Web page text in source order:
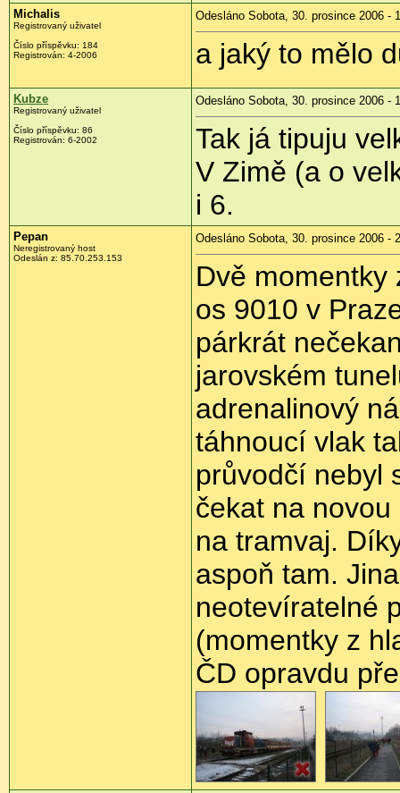
Michalis
Registrovaný uživatel
Číslo příspěvku: 184
Registrován: 4-2006
Odesláno Sobota, 30. prosince 2006 -
a jaký to mělo
Kubze
Registrovaný uživatel
Číslo příspěvku: 86
Registrován: 6-2002
Odesláno Sobota, 30. prosince 2006 -
Tak já tipuju
V Zimě (a o
i 6.
Pepan
Neregistrovaný host
Odeslán z: 85.70.253.153
Odesláno Sobota, 30. prosince 2006 -
Dvě
os 9010 v
párkrát
jarovském
adrenalinový
táhnoucí vlak
průvodčí nebyl
čekat na
na tramvaj.
aspoň tam.
neotevíratelné
(momentky z
ČD opravdu